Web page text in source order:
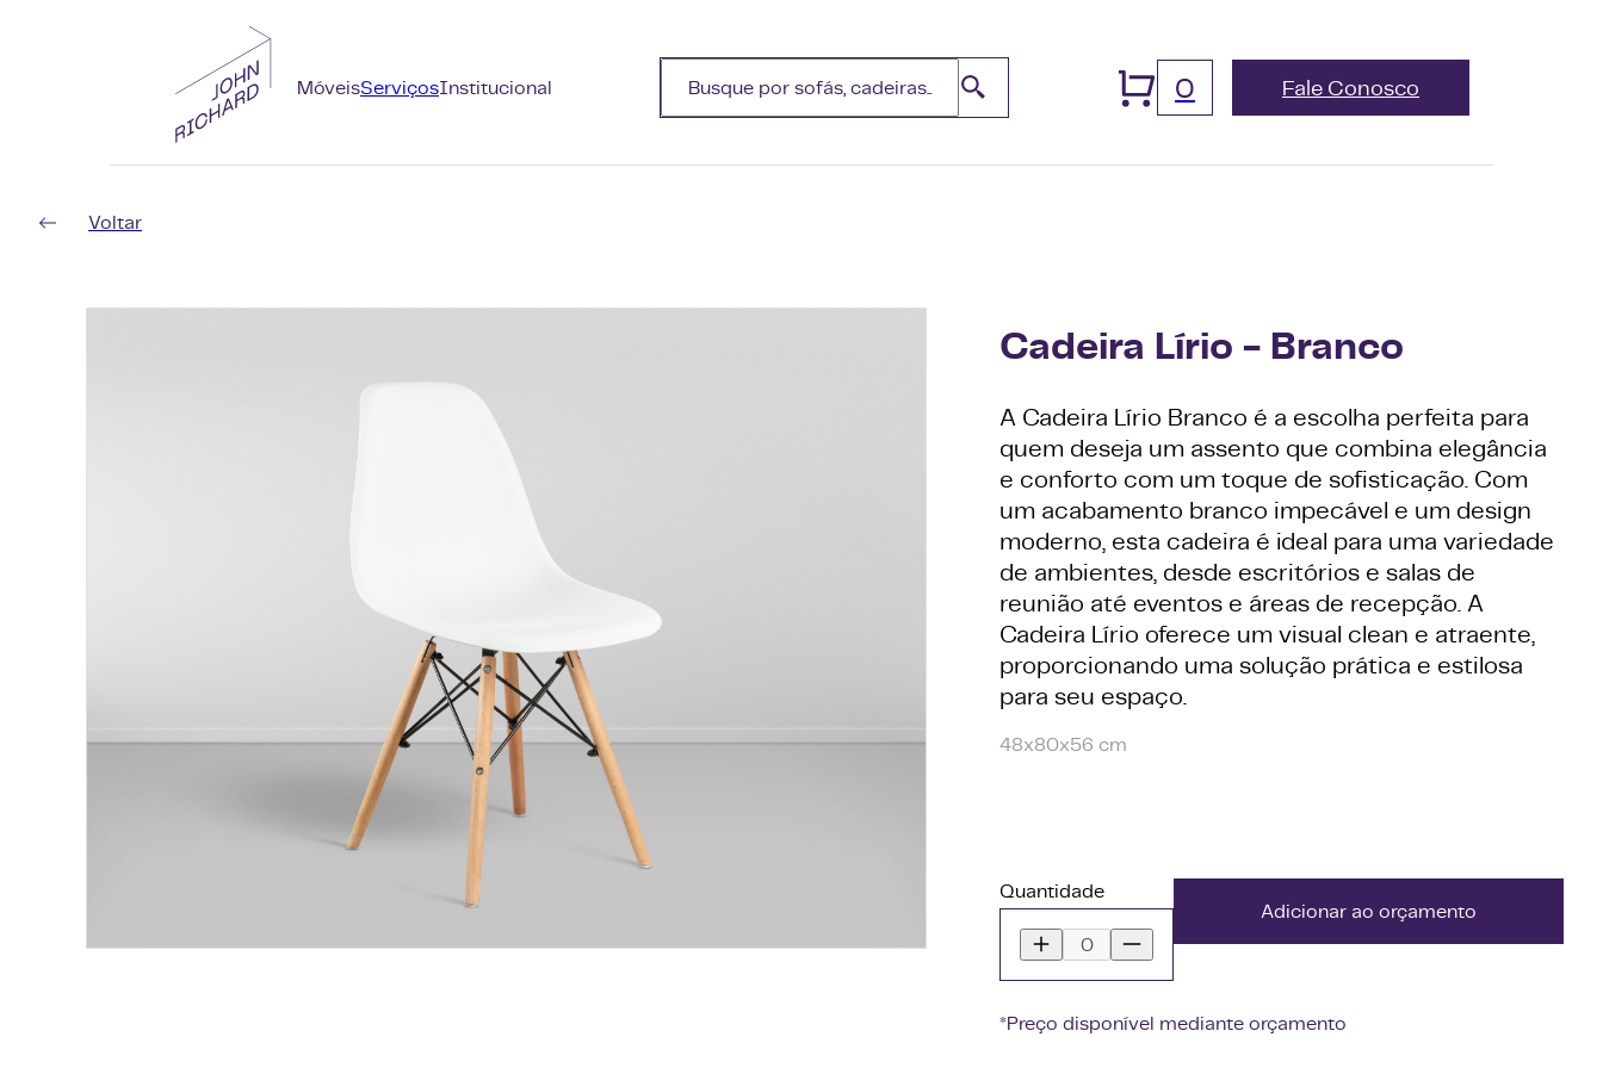
MóveisServiçosInstitucional 0 Fale Conosco
Voltar
Cadeira Lírio - Branco
A Cadeira Lírio Branco é a escolha perfeita para
quem deseja um assento que combina elegância
e conforto com um toque de sofisticação. Com
um acabamento branco impecável e um design
moderno, esta cadeira é ideal para uma variedade
de ambientes, desde escritórios e salas de
reunião até eventos e áreas de recepção. A
Cadeira Lírio oferece um visual clean e atraente,
proporcionando uma solução prática e estilosa
para seu espaço.
48x80x56 cm
Quantidade
Adicionar ao orçamento
*Preço disponível mediante orçamento